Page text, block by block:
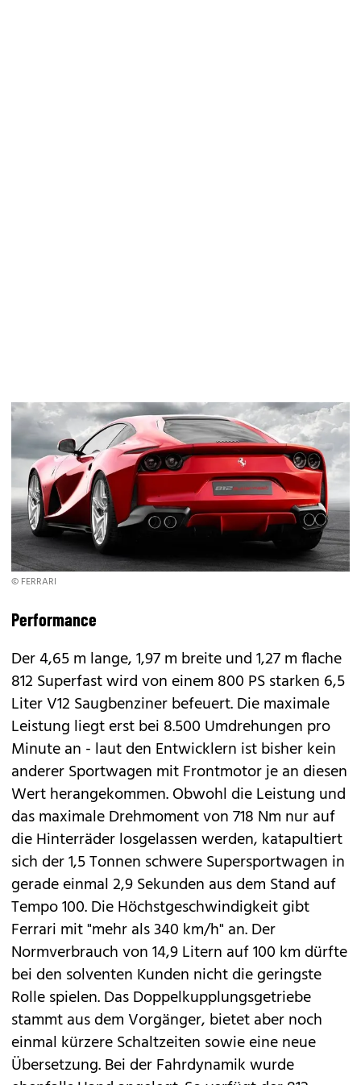
© FERRARI
Performance
Der 4,65 m lange, 1,97 m breite und 1,27 m flache
812 Superfast wird von einem 800 PS starken 6,5
Liter V12 Saugbenziner befeuert. Die maximale
Leistung liegt erst bei 8.500 Umdrehungen pro
Minute an - laut den Entwicklern ist bisher kein
anderer Sportwagen mit Frontmotor je an diesen
Wert herangekommen. Obwohl die Leistung und
das maximale Drehmoment von 718 Nm nur auf
die Hinterräder losgelassen werden, katapultiert
sich der 1,5 Tonnen schwere Supersportwagen in
gerade einmal 2,9 Sekunden aus dem Stand auf
Tempo 100. Die Höchstgeschwindigkeit gibt
Ferrari mit "mehr als 340 km/h" an. Der
Normverbrauch von 14,9 Litern auf 100 km dürfte
bei den solventen Kunden nicht die geringste
Rolle spielen. Das Doppelkupplungsgetriebe
stammt aus dem Vorgänger, bietet aber noch
einmal kürzere Schaltzeiten sowie eine neue
Übersetzung. Bei der Fahrdynamik wurde